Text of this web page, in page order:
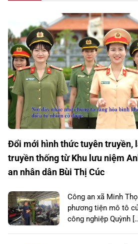
Đổi mới hình thức tuyên truyền,
truyền thống từ Khu lưu niệm
an nhân dân Bùi Thị Cúc
Công an xã Minh
phương tiện mô tô
công nghiệp Quỳnh